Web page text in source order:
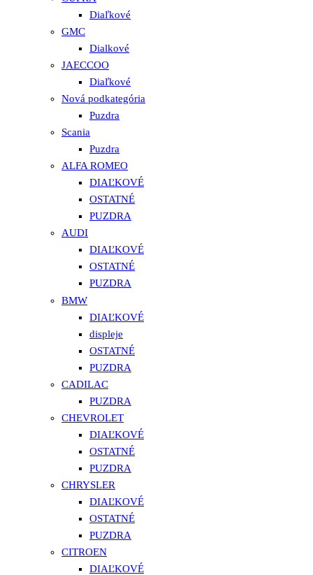
Diaľkové
GMC
Dialkové
JAECCOO
Diaľkové
Nová podkategória
Puzdra
Scania
Puzdra
ALFA ROMEO
DIAĽKOVÉ
OSTATNÉ
PUZDRA
AUDI
DIAĽKOVÉ
OSTATNÉ
PUZDRA
BMW
DIAĽKOVÉ
displeje
OSTATNÉ
PUZDRA
CADILAC
PUZDRA
CHEVROLET
DIAĽKOVÉ
OSTATNÉ
PUZDRA
CHRYSLER
DIAĽKOVÉ
OSTATNÉ
PUZDRA
CITROEN
DIAĽKOVÉ